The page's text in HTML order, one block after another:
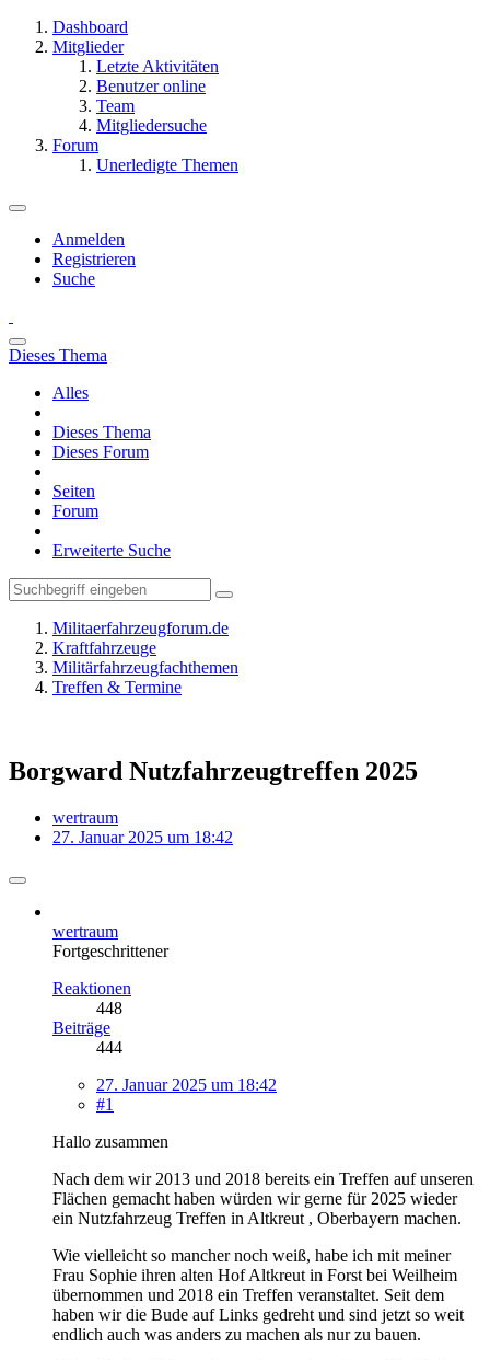
Dashboard
Mitglieder
Letzte Aktivitäten
Benutzer online
Team
Mitgliedersuche
Forum
Unerledigte Themen
Anmelden
Registrieren
Suche
Dieses Thema
Alles
Dieses Thema
Dieses Forum
Seiten
Forum
Erweiterte Suche
Militaerfahrzeugforum.de
Kraftfahrzeuge
Militärfahrzeugfachthemen
Treffen & Termine
Borgward Nutzfahrzeugtreffen 2025
wertraum
27. Januar 2025 um 18:42
wertraum
Fortgeschrittener
Reaktionen
448
Beiträge
444
27. Januar 2025 um 18:42
#1
Hallo zusammen
Nach dem wir 2013 und 2018 bereits ein Treffen auf unseren
Flächen gemacht haben würden wir gerne für 2025 wieder
ein Nutzfahrzeug Treffen in Altkreut , Oberbayern machen.
Wie vielleicht so mancher noch weiß, habe ich mit meiner
Frau Sophie ihren alten Hof Altkreut in Forst bei Weilheim
übernommen und 2018 ein Treffen veranstaltet. Seit dem
haben wir die Bude auf Links gedreht und sind jetzt so weit
endlich auch was anders zu machen als nur zu bauen.